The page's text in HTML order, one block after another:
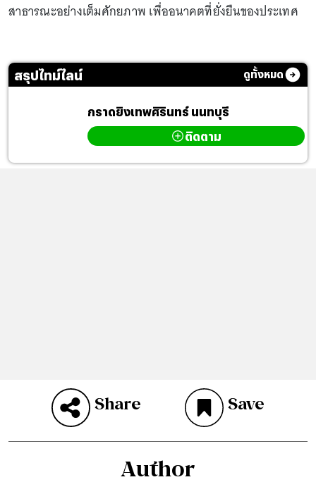
สาธารณะอย่างเต็มศักยภาพ เพื่ออนาคตที่ยั่งยืนของประเทศ
สรุปไทม์ไลน์ ดูทั้งหมด
กราดยิงเทพศิรินทร์ นนทบุรี
ติดตาม
Share Save
Author